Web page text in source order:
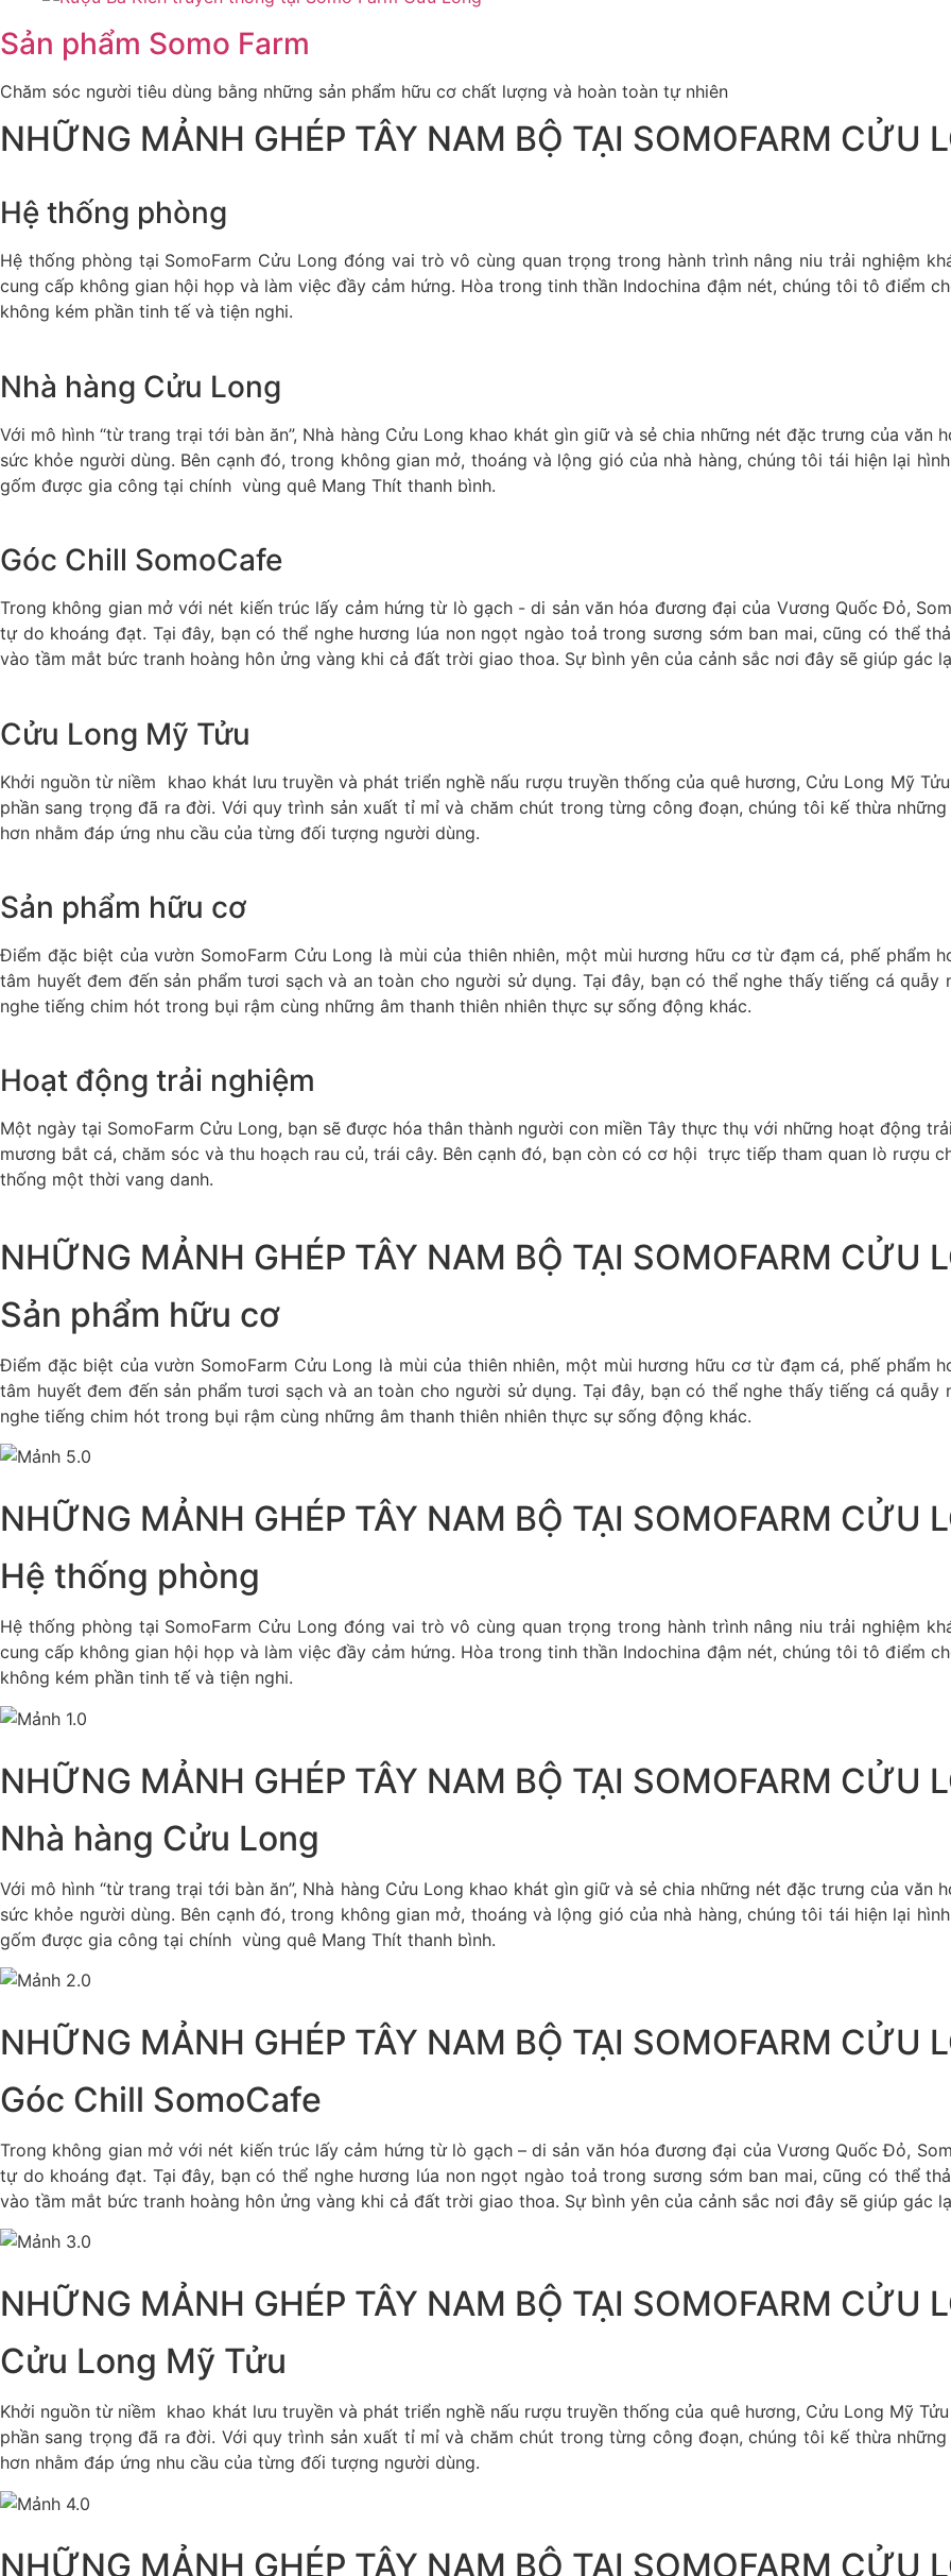
Sản phẩm Somo Farm
Chăm sóc người tiêu dùng bằng những sản phẩm hữu cơ chất lượng và hoàn toàn tự nhiên
NHỮNG MẢNH GHÉP TÂY NAM BỘ TẠI SOMOFARM CỬU
Hệ thống phòng
Hệ thống phòng tại SomoFarm Cửu Long đóng vai trò vô cùng quan trọng trong hành trình nâng niu trải nghiệm
cung cấp không gian hội họp và làm việc đầy cảm hứng. Hòa trong tinh thần Indochina đậm nét, chúng tôi tô điểm
không kém phần tinh tế và tiện nghi.
Nhà hàng Cửu Long
Với mô hình “từ trang trại tới bàn ăn”, Nhà hàng Cửu Long khao khát gìn giữ và sẻ chia những nét đặc trưng của
sức khỏe người dùng. Bên cạnh đó, trong không gian mở, thoáng và lộng gió của nhà hàng, chúng tôi tái hiện lại
gốm được gia công tại chính vùng quê Mang Thít thanh bình.
Góc Chill SomoCafe
Trong không gian mở với nét kiến trúc lấy cảm hứng từ lò gạch - di sản văn hóa đương đại của Vương Quốc Đỏ,
tự do khoáng đạt. Tại đây, bạn có thể nghe hương lúa non ngọt ngào toả trong sương sớm ban mai, cũng có thể
vào tầm mắt bức tranh hoàng hôn ửng vàng khi cả đất trời giao thoa. Sự bình yên của cảnh sắc nơi đây sẽ giúp gác
Cửu Long Mỹ Tửu
Khởi nguồn từ niềm khao khát lưu truyền và phát triển nghề nấu rượu truyền thống của quê hương, Cửu Long Mỹ
phần sang trọng đã ra đời. Với quy trình sản xuất tỉ mỉ và chăm chút trong từng công đoạn, chúng tôi kế thừa
hơn nhằm đáp ứng nhu cầu của từng đối tượng người dùng.
Sản phẩm hữu cơ
Điểm đặc biệt của vườn SomoFarm Cửu Long là mùi của thiên nhiên, một mùi hương hữu cơ từ đạm cá, phế
tâm huyết đem đến sản phẩm tươi sạch và an toàn cho người sử dụng. Tại đây, bạn có thể nghe thấy tiếng cá
nghe tiếng chim hót trong bụi rậm cùng những âm thanh thiên nhiên thực sự sống động khác.
Hoạt động trải nghiệm
Một ngày tại SomoFarm Cửu Long, bạn sẽ được hóa thân thành người con miền Tây thực thụ với những hoạt động
mương bắt cá, chăm sóc và thu hoạch rau củ, trái cây. Bên cạnh đó, bạn còn có cơ hội trực tiếp tham quan lò rượu
thống một thời vang danh.
NHỮNG MẢNH GHÉP TÂY NAM BỘ TẠI SOMOFARM CỬU
Sản phẩm hữu cơ
Điểm đặc biệt của vườn SomoFarm Cửu Long là mùi của thiên nhiên, một mùi hương hữu cơ từ đạm cá, phế
tâm huyết đem đến sản phẩm tươi sạch và an toàn cho người sử dụng. Tại đây, bạn có thể nghe thấy tiếng cá
nghe tiếng chim hót trong bụi rậm cùng những âm thanh thiên nhiên thực sự sống động khác.
NHỮNG MẢNH GHÉP TÂY NAM BỘ TẠI SOMOFARM CỬU
Hệ thống phòng
Hệ thống phòng tại SomoFarm Cửu Long đóng vai trò vô cùng quan trọng trong hành trình nâng niu trải nghiệm
cung cấp không gian hội họp và làm việc đầy cảm hứng. Hòa trong tinh thần Indochina đậm nét, chúng tôi tô điểm
không kém phần tinh tế và tiện nghi.
NHỮNG MẢNH GHÉP TÂY NAM BỘ TẠI SOMOFARM CỬU
Nhà hàng Cửu Long
Với mô hình “từ trang trại tới bàn ăn”, Nhà hàng Cửu Long khao khát gìn giữ và sẻ chia những nét đặc trưng của
sức khỏe người dùng. Bên cạnh đó, trong không gian mở, thoáng và lộng gió của nhà hàng, chúng tôi tái hiện lại
gốm được gia công tại chính vùng quê Mang Thít thanh bình.
NHỮNG MẢNH GHÉP TÂY NAM BỘ TẠI SOMOFARM CỬU
Góc Chill SomoCafe
Trong không gian mở với nét kiến trúc lấy cảm hứng từ lò gạch – di sản văn hóa đương đại của Vương Quốc Đỏ,
tự do khoáng đạt. Tại đây, bạn có thể nghe hương lúa non ngọt ngào toả trong sương sớm ban mai, cũng có thể
vào tầm mắt bức tranh hoàng hôn ửng vàng khi cả đất trời giao thoa. Sự bình yên của cảnh sắc nơi đây sẽ giúp gác
NHỮNG MẢNH GHÉP TÂY NAM BỘ TẠI SOMOFARM CỬU
Cửu Long Mỹ Tửu
Khởi nguồn từ niềm khao khát lưu truyền và phát triển nghề nấu rượu truyền thống của quê hương, Cửu Long Mỹ
phần sang trọng đã ra đời. Với quy trình sản xuất tỉ mỉ và chăm chút trong từng công đoạn, chúng tôi kế thừa
hơn nhằm đáp ứng nhu cầu của từng đối tượng người dùng.
NHỮNG MẢNH GHÉP TÂY NAM BỘ TẠI SOMOFARM CỬU